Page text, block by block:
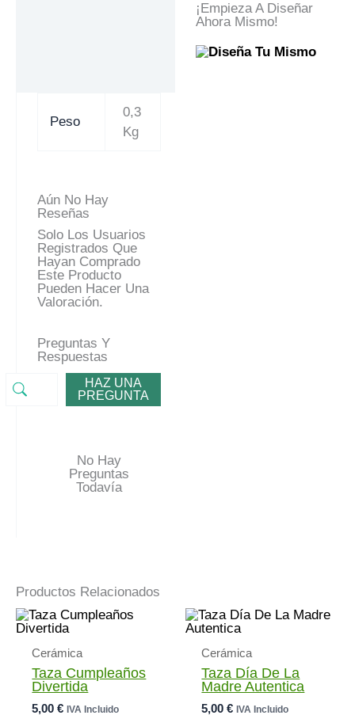
¡Empieza A Diseñar
Ahora Mismo!
Peso
0,3
Kg
Aún No Hay
Reseñas
Solo Los Usuarios
Registrados Que
Hayan Comprado
Este Producto
Pueden Hacer Una
Valoración.
Preguntas Y
Respuestas
HAZ UNA
PREGUNTA
No Hay
Preguntas
Todavía
Productos Relacionados
Cerámica
Taza Cumpleaños
Divertida
5,00€ IVA Incluido
Cerámica
Taza Día De La
Madre Autentica
5,00€ IVA Incluido